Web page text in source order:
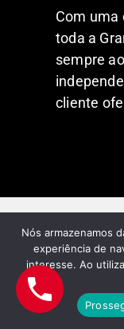
Com uma
toda a
sempre
cliente
Nós armazenamos
experiência de
interesse. Ao